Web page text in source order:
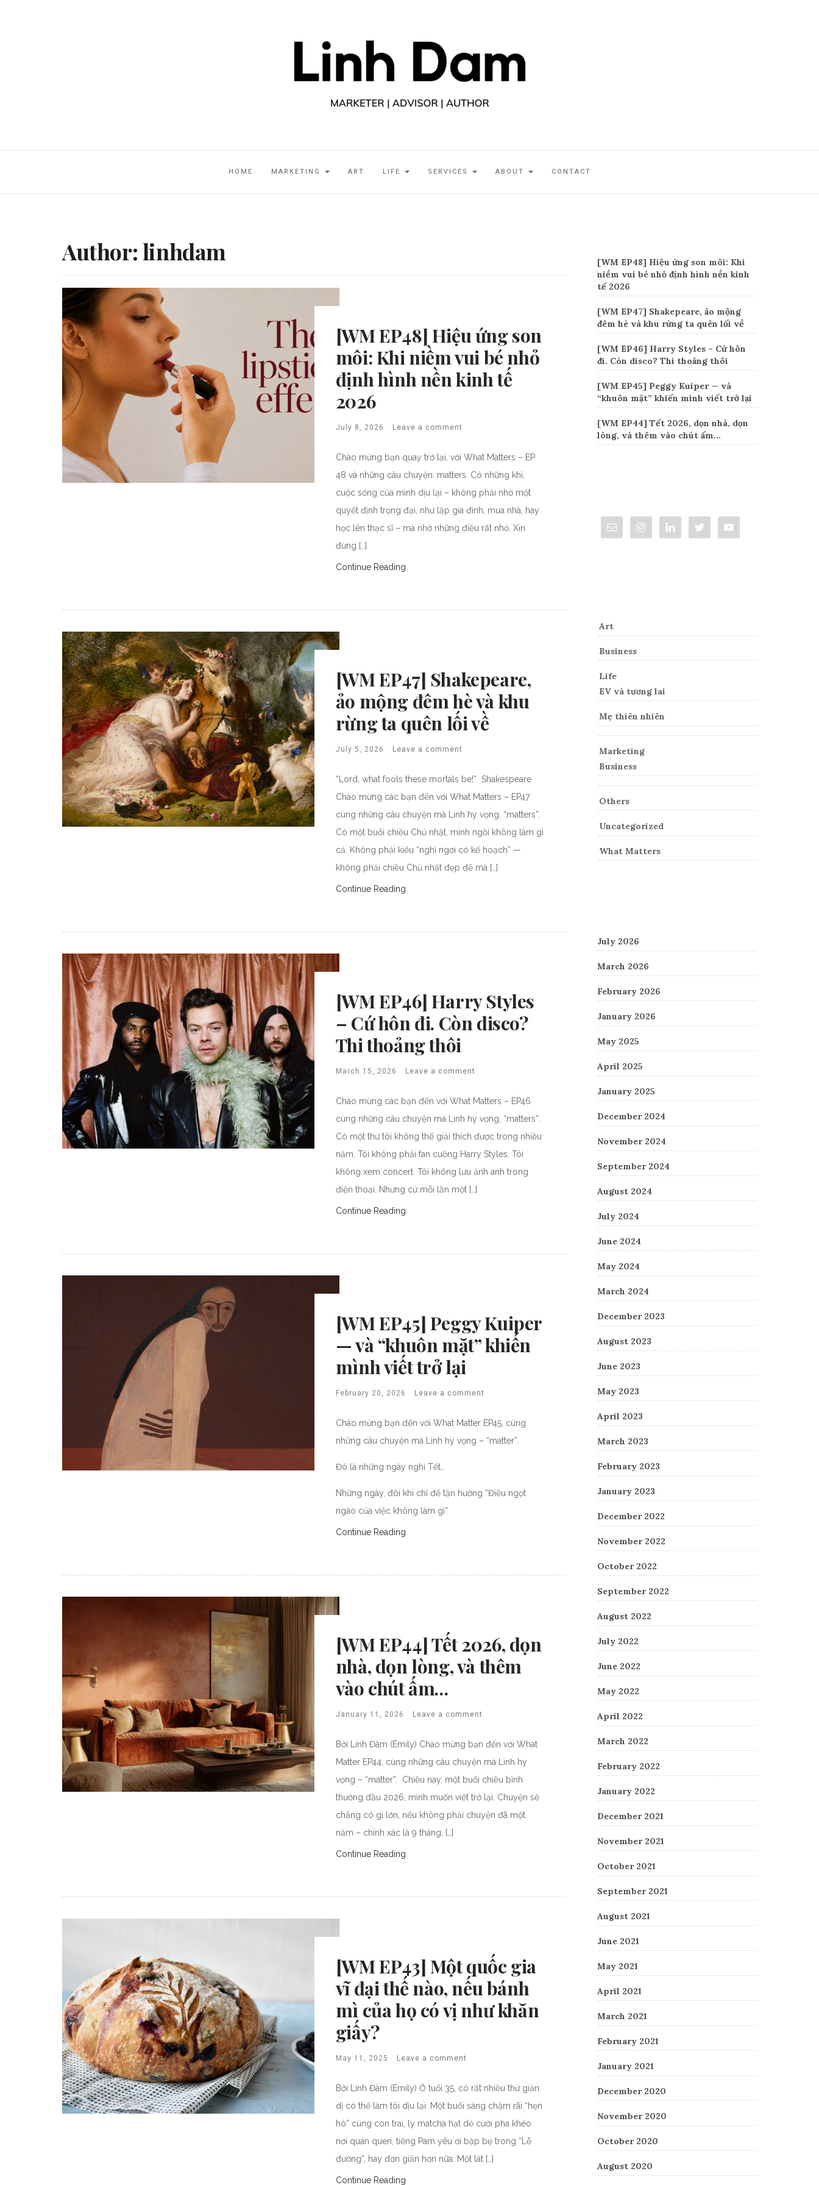
HOME MARKETING ART LIFE SERVICES ABOUT CONTACT
Author:linhdam
[WM EP48] Hiệu ứng son
môi: Khi niềm vui bé nhỏ
định hình nền kinh tế
2026
July 8, 2026 Leave a comment
Chào mừng bạn quay trở lại, với What Matters – EP
48 và những câu chuyện: matters. Có những khi,
cuộc sống của mình dịu lại – không phải nhờ một
quyết định trọng đại, như lập gia đình, mua nhà, hay
học lên thạc sĩ – mà nhờ những điều rất nhỏ. Xin
đừng […]
Continue Reading
[WM EP47] Shakepeare,
ảo mộng đêm hè và khu
rừng ta quên lối về
July 5, 2026 Leave a comment
“Lord, what fools these mortals be!” Shakespeare
Chào mừng các bạn đến với What Matters – EP47
cùng những câu chuyện mà Linh hy vọng, “matters”.
Có một buổi chiều Chủ nhật, mình ngồi không làm gì
cả. Không phải kiểu “nghỉ ngơi có kế hoạch” —
không phải chiều Chủ nhật đẹp đẽ mà […]
Continue Reading
[WM EP46] Harry Styles
– Cứ hôn đi. Còn disco?
Thi thoảng thôi
March 15, 2026 Leave a comment
Chào mừng các bạn đến với What Matters – EP46
cùng những câu chuyện mà Linh hy vọng, “matters”.
Có một thứ tôi không thể giải thích được trong nhiều
năm. Tôi không phải fan cuồng Harry Styles. Tôi
không xem concert. Tôi không lưu ảnh anh trong
điện thoại. Nhưng cứ mỗi lần một […]
Continue Reading
[WM EP45] Peggy Kuiper
— và “khuôn mặt” khiến
mình viết trở lại
February 20, 2026 Leave a comment
Chào mừng bạn đến với What Matter EP45, cùng
những câu chuyện mà Linh hy vọng – “matter”.
Đó là những ngày nghỉ Tết…
Những ngày, đôi khi chỉ để tận hưởng “Điều ngọt
ngào của việc không làm gì”
Continue Reading
[WM EP44] Tết 2026, dọn
nhà, dọn lòng, và thêm
vào chút ấm…
January 11, 2026 Leave a comment
Bởi Linh Đàm (Emily) Chào mừng bạn đến với What
Matter EP44, cùng những câu chuyện mà Linh hy
vọng – “matter”. Chiều nay, một buổi chiều bình
thường đầu 2026, mình muốn viết trở lại. Chuyện sẽ
chẳng có gì lớn, nếu không phải chuyện đã một
năm – chính xác là 9 tháng, […]
Continue Reading
[WM EP43] Một quốc gia
vĩ đại thế nào, nếu bánh
mì của họ có vị như khăn
giấy?
May 11, 2025 Leave a comment
Bởi Linh Đàm (Emily) Ở tuổi 35, có rất nhiều thứ giản
dị có thể làm tôi dịu lại. Một buổi sáng chậm rãi “hẹn
hò” cùng con trai, ly matcha hạt dẻ cười pha khéo
nơi quán quen, tiếng Pam yêu ơi bập bẹ trong “Lễ
đường”, hay đơn giản hơn nữa: Một lát […]
Continue Reading
[WM EP48] Hiệu ứng son môi: Khi
niềm vui bé nhỏ định hình nền kinh
tế 2026
[WM EP47] Shakepeare, ảo mộng
đêm hè và khu rừng ta quên lối về
[WM EP46] Harry Styles – Cứ hôn
đi. Còn disco? Thi thoảng thôi
[WM EP45] Peggy Kuiper — và
“khuôn mặt” khiến mình viết trở lại
[WM EP44] Tết 2026, dọn nhà, dọn
lòng, và thêm vào chút ấm…
Art
Business
Life
EV và tương lai
Mẹ thiên nhiên
Marketing
Business
Others
Uncategorized
What Matters
July 2026
March 2026
February 2026
January 2026
May 2025
April 2025
January 2025
December 2024
November 2024
September 2024
August 2024
July 2024
June 2024
May 2024
March 2024
December 2023
August 2023
June 2023
May 2023
April 2023
March 2023
February 2023
January 2023
December 2022
November 2022
October 2022
September 2022
August 2022
July 2022
June 2022
May 2022
April 2022
March 2022
February 2022
January 2022
December 2021
November 2021
October 2021
September 2021
August 2021
June 2021
May 2021
April 2021
March 2021
February 2021
January 2021
December 2020
November 2020
October 2020
August 2020